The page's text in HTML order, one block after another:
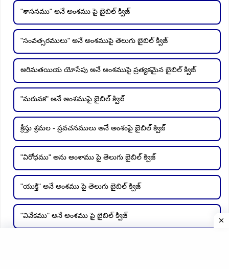
"శాసనము" అనే అంశము పై బైబిల్ క్విజ్
"సంవత్సరములు" అనే అంశముపై తెలుగు బైబిల్ క్విజ్
అరిమతయియ యోసేపు అనే అంశముపై ప్రత్యకమైన బైబిల్ క్విజ్
"మరువక" అనే అంశముపై బైబిల్ క్విజ్
క్రీస్తు శ్రమల - ప్రవచనములు అనే అంశంపై బైబిల్ క్విజ్
"విరోధము" అను అంశాము పై తెలుగు బైబిల్ క్విజ్
"యుక్తి" అనే అంశము పై తెలుగు బైబిల్ క్విజ్
"వివేకము" అనే అంశము పై బైబిల్ క్విజ్